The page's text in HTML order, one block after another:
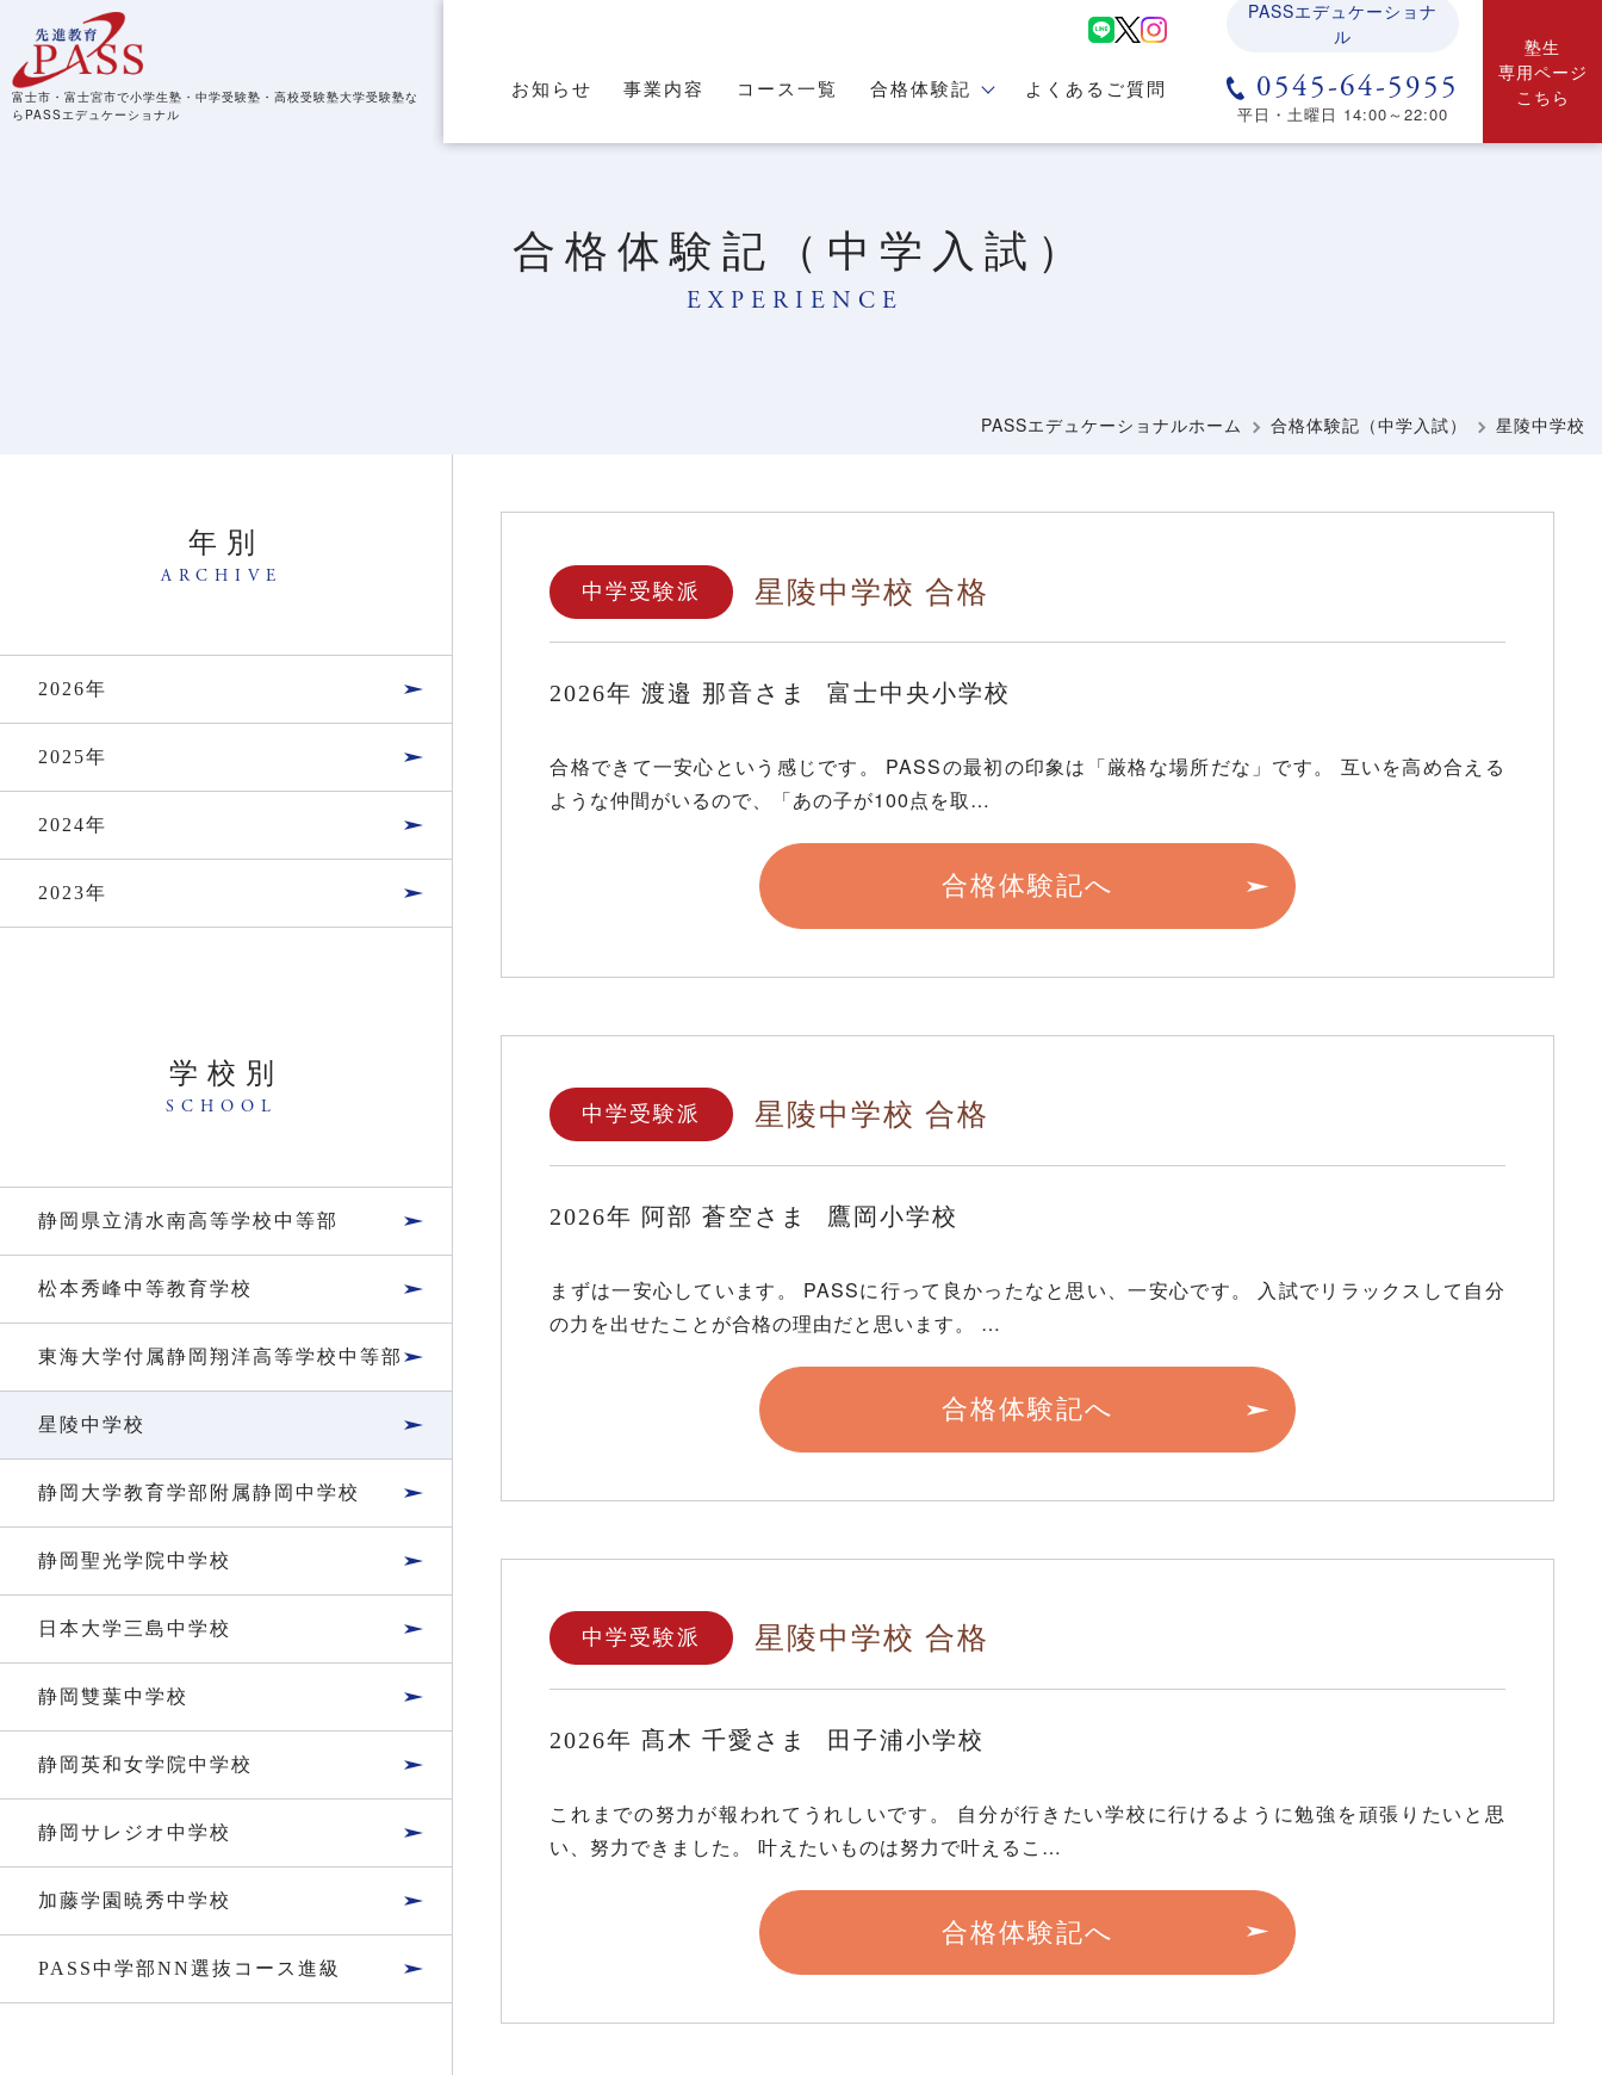
富士市・富士宮市で小学生塾・中学受験塾・高校受験塾大学受験塾な
らPASSエデュケーショナル
お知らせ 事業内容 コース一覧 合格体験記 よくあるご質問
PASSエデュケーショナ
ル
0545-64-5955
平日・土曜日 14:00～22:00
塾生
専用ページ
こちら
合格体験記（中学入試）
EXPERIENCE
PASSエデュケーショナルホーム 合格体験記（中学入試） 星陵中学校
年別
ARCHIVE
2026年
2025年
2024年
2023年
学校別
SCHOOL
静岡県立清水南高等学校中等部
松本秀峰中等教育学校
東海大学付属静岡翔洋高等学校中等部
星陵中学校
静岡大学教育学部附属静岡中学校
静岡聖光学院中学校
日本大学三島中学校
静岡雙葉中学校
静岡英和女学院中学校
静岡サレジオ中学校
加藤学園暁秀中学校
PASS中学部NN選抜コース進級
中学受験派 星陵中学校 合格
2026年渡邉 那音さま 富士中央小学校
合格できて一安心という感じです。 PASSの最初の印象は「厳格な場所だな」です。 互いを高め合える
ような仲間がいるので、「あの子が100点を取…
合格体験記へ
中学受験派 星陵中学校 合格
2026年 阿部 蒼空さま 鷹岡小学校
まずは一安心しています。 PASSに行って良かったなと思い、一安心です。 入試でリラックスして自分
の力を出せたことが合格の理由だと思います。 …
合格体験記へ
中学受験派 星陵中学校 合格
2026年髙木 千愛さま 田子浦小学校
これまでの努力が報われてうれしいです。 自分が行きたい学校に行けるように勉強を頑張りたいと思
い、努力できました。 叶えたいものは努力で叶えるこ…
合格体験記へ